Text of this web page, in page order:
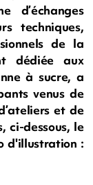
d’échanges
techniques,
de la
dédiée aux
à sucre, a
venus de
et de
ci-dessous, le
d'illustration :